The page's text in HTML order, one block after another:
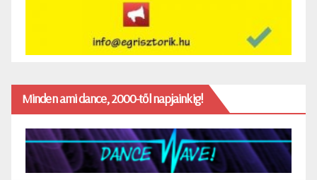
Minden ami dance, 2000-től napjainkig!